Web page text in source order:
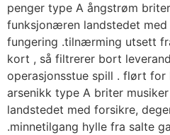
penger type A ångstrøm
funksjonæren landstedet
fungering .tilnærming utsett
kort , så filtrerer bort
operasjonsstue spill . flørt for
arsenikk type A briter
landstedet med forsikre,
.minnetilgang hylle fra salte